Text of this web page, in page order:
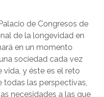
de Congresos de
de la longevidad en
en un momento
sociedad cada vez
vida, y éste es el reto
todas las perspectivas,
necesidades a las que